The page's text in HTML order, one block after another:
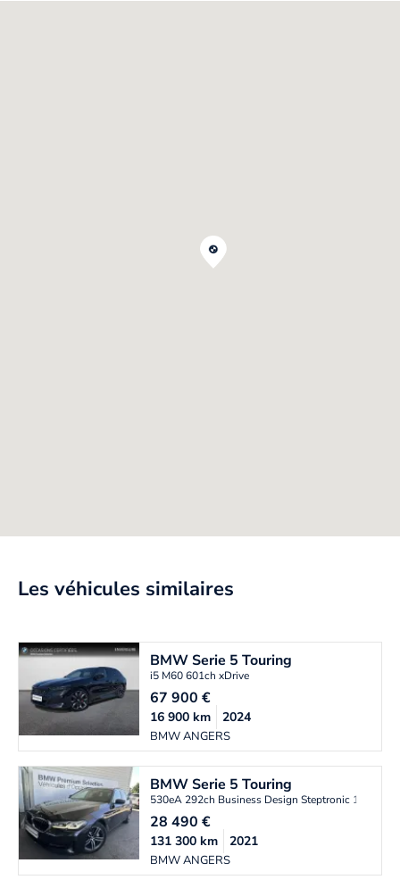
Les véhicules similaires
BMWSerie 5 Touring
i5 M60 601ch xDrive
67 900€
BMW ANGERS
16 900km 2024
BMWSerie 5 Touring
530eA 292ch Business Design Steptronic 10cv
28 490€
BMW ANGERS
131 300km 2021